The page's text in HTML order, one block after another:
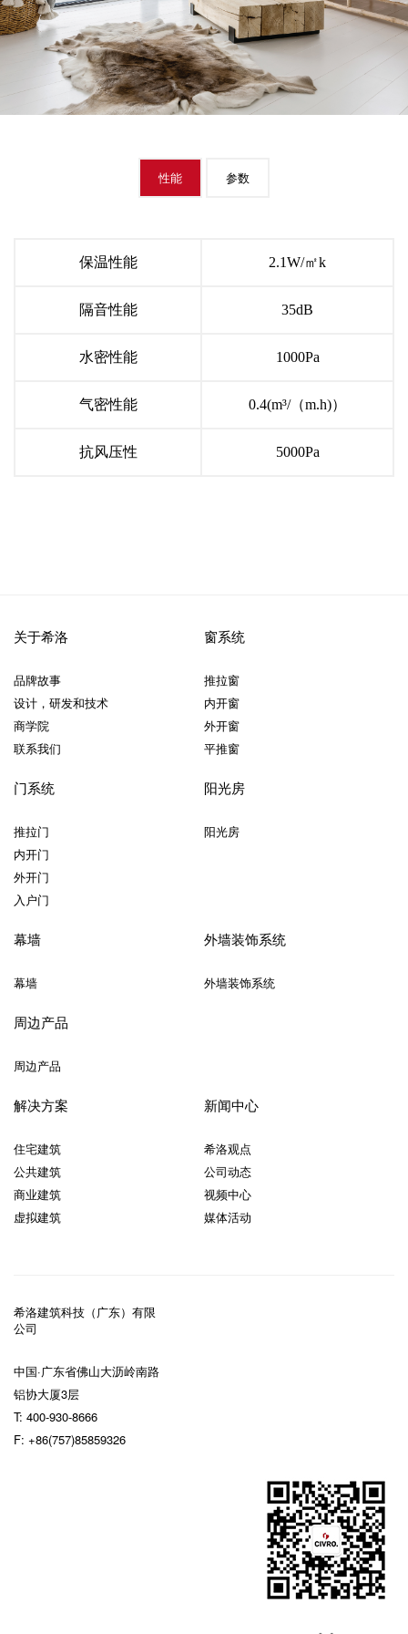
性能 参数
保温性能 2.1W/㎡k
隔音性能 35dB
水密性能 1000Pa
气密性能 0.4(m³/（m.h)）
抗风压性 5000Pa
关于希洛
品牌故事
设计，研发和技术
商学院
联系我们
窗系统
推拉窗
内开窗
外开窗
平推窗
门系统
推拉门
内开门
外开门
入户门
阳光房
阳光房
幕墙
幕墙
外墙装饰系统
外墙装饰系统
周边产品
周边产品
解决方案
住宅建筑
公共建筑
商业建筑
虚拟建筑
新闻中心
希洛观点
公司动态
视频中心
媒体活动
希洛建筑科技（广东）有限
公司
中国·广东省佛山大沥岭南路
铝协大厦3层
T: 400-930-8666
F: +86(757)85859326